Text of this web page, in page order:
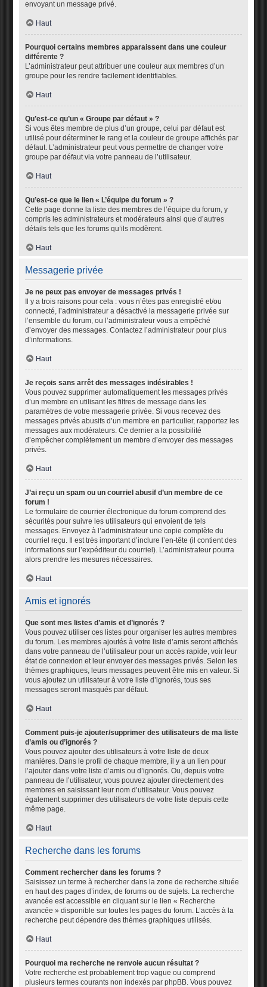
envoyant un message privé.
Haut
Pourquoi certains membres apparaissent dans une couleur
différente ?
L’administrateur peut attribuer une couleur aux membres d’un
groupe pour les rendre facilement identifiables.
Haut
Qu’est-ce qu’un « Groupe par défaut » ?
Si vous êtes membre de plus d’un groupe, celui par défaut est
utilisé pour déterminer le rang et la couleur de groupe affichés par
défaut. L’administrateur peut vous permettre de changer votre
groupe par défaut via votre panneau de l’utilisateur.
Haut
Qu’est-ce que le lien « L’équipe du forum » ?
Cette page donne la liste des membres de l’équipe du forum, y
compris les administrateurs et modérateurs ainsi que d’autres
détails tels que les forums qu’ils modèrent.
Haut
Messagerie privée
Je ne peux pas envoyer de messages privés !
Il y a trois raisons pour cela : vous n’êtes pas enregistré et/ou
connecté, l’administrateur a désactivé la messagerie privée sur
l’ensemble du forum, ou l’administrateur vous a empêché
d’envoyer des messages. Contactez l’administrateur pour plus
d’informations.
Haut
Je reçois sans arrêt des messages indésirables !
Vous pouvez supprimer automatiquement les messages privés
d’un membre en utilisant les filtres de message dans les
paramètres de votre messagerie privée. Si vous recevez des
messages privés abusifs d’un membre en particulier, rapportez les
messages aux modérateurs. Ce dernier a la possibilité
d’empêcher complètement un membre d’envoyer des messages
privés.
Haut
J’ai reçu un spam ou un courriel abusif d’un membre de ce
forum !
Le formulaire de courrier électronique du forum comprend des
sécurités pour suivre les utilisateurs qui envoient de tels
messages. Envoyez à l’administrateur une copie complète du
courriel reçu. Il est très important d’inclure l’en-tête (il contient des
informations sur l’expéditeur du courriel). L’administrateur pourra
alors prendre les mesures nécessaires.
Haut
Amis et ignorés
Que sont mes listes d’amis et d’ignorés ?
Vous pouvez utiliser ces listes pour organiser les autres membres
du forum. Les membres ajoutés à votre liste d’amis seront affichés
dans votre panneau de l’utilisateur pour un accès rapide, voir leur
état de connexion et leur envoyer des messages privés. Selon les
thèmes graphiques, leurs messages peuvent être mis en valeur. Si
vous ajoutez un utilisateur à votre liste d’ignorés, tous ses
messages seront masqués par défaut.
Haut
Comment puis-je ajouter/supprimer des utilisateurs de ma liste
d’amis ou d’ignorés ?
Vous pouvez ajouter des utilisateurs à votre liste de deux
manières. Dans le profil de chaque membre, il y a un lien pour
l’ajouter dans votre liste d’amis ou d’ignorés. Ou, depuis votre
panneau de l’utilisateur, vous pouvez ajouter directement des
membres en saisissant leur nom d’utilisateur. Vous pouvez
également supprimer des utilisateurs de votre liste depuis cette
même page.
Haut
Recherche dans les forums
Comment rechercher dans les forums ?
Saisissez un terme à rechercher dans la zone de recherche située
en haut des pages d’index, de forums ou de sujets. La recherche
avancée est accessible en cliquant sur le lien « Recherche
avancée » disponible sur toutes les pages du forum. L’accès à la
recherche peut dépendre des thèmes graphiques utilisés.
Haut
Pourquoi ma recherche ne renvoie aucun résultat ?
Votre recherche est probablement trop vague ou comprend
plusieurs termes courants non indexés par phpBB. Vous pouvez